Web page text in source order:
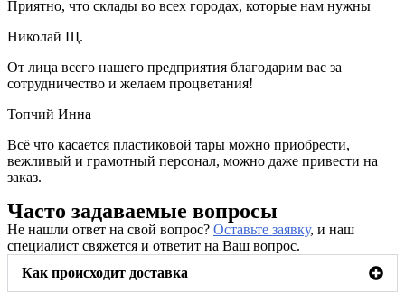
Приятно, что склады во всех городах, которые нам нужны
Николай Щ.
От лица всего нашего предприятия благодарим вас за
сотрудничество и желаем процветания!
Топчий Инна
Всё что касается пластиковой тары можно приобрести,
вежливый и грамотный персонал, можно даже привести на
заказ.
Часто задаваемые вопросы
Не нашли ответ на свой вопрос? Оставьте заявку, и наш
специалист свяжется и ответит на Ваш вопрос.
Как происходит доставка